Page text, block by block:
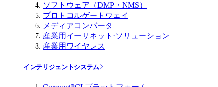
ソフトウェア（DMP・NMS）
プロトコルゲートウェイ
メディアコンバータ
産業用イーサネット·ソリューション
産業用ワイヤレス
インテリジェントシステム